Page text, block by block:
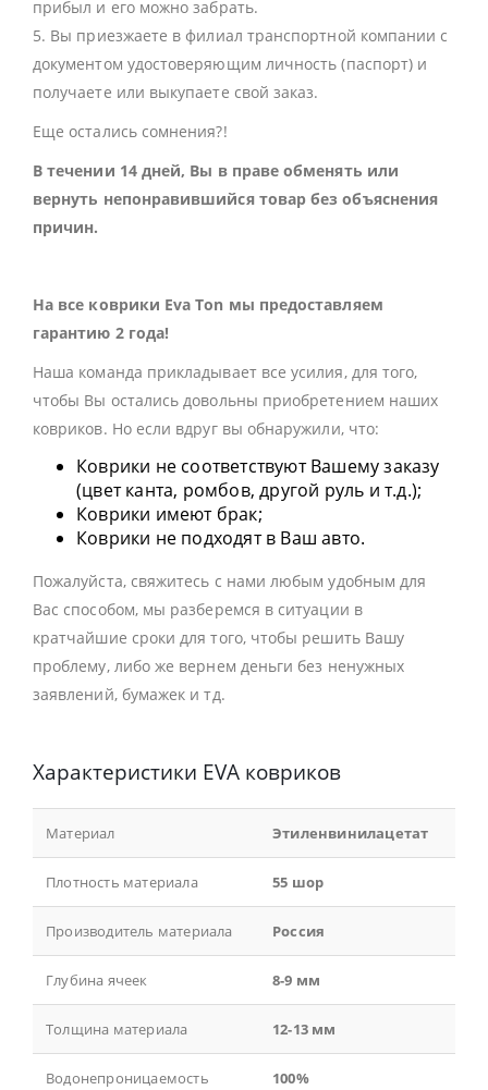
прибыл и его можно забрать.
5. Вы приезжаете в филиал транспортной компании с
документом удостоверяющим личность (паспорт) и
получаете или выкупаете свой заказ.
Еще остались сомнения?!
В течении 14 дней, Вы в праве обменять или
вернуть непонравившийся товар без объяснения
причин.
На все коврики Eva Ton мы предоставляем
гарантию 2 года!
Наша команда прикладывает все усилия, для того,
чтобы Вы остались довольны приобретением наших
ковриков. Но если вдруг вы обнаружили, что:
Коврики не соответствуют Вашему заказу
(цвет канта, ромбов, другой руль и т.д.);
Коврики имеют брак;
Коврики не подходят в Ваш авто.
Пожалуйста, свяжитесь с нами любым удобным для
Вас способом, мы разберемся в ситуации в
кратчайшие сроки для того, чтобы решить Вашу
проблему, либо же вернем деньги без ненужных
заявлений, бумажек и тд.
Характеристики EVA ковриков
Материал Этиленвинилацетат
Плотность материала 55 шор
Производитель материала Россия
Глубина ячеек 8-9 мм
Толщина материала 12-13 мм
Водонепроницаемость 100%